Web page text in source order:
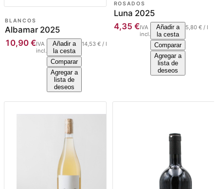
BLANCOS
Albamar 2025
10,90 €IVA
incl.
14,53 € / l
Añadir a
la cesta
Comparar
Agregar a
lista de
deseos
ROSADOS
Luna 2025
4,35 €IVA
incl.
5,80€/ l
Añadir a
la cesta
Comparar
Agregar a
lista de
deseos